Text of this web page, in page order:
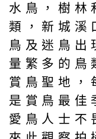
水鳥，樹林
類，新城溪
鳥及迷鳥出
量繁多的鳥
賞鳥聖地，
是賞鳥最佳
愛鳥人士不